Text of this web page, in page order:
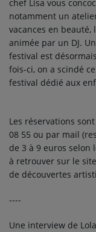
chef Lisa vous
notamment un
vacances en
animée par un DJ.
festival est
fois-ci, on a scindé
festival dédié aux
Les réservations
08 55 ou par mail
de 3 à 9 euros selon
à retrouver sur le
de découvertes
----
Une interview de